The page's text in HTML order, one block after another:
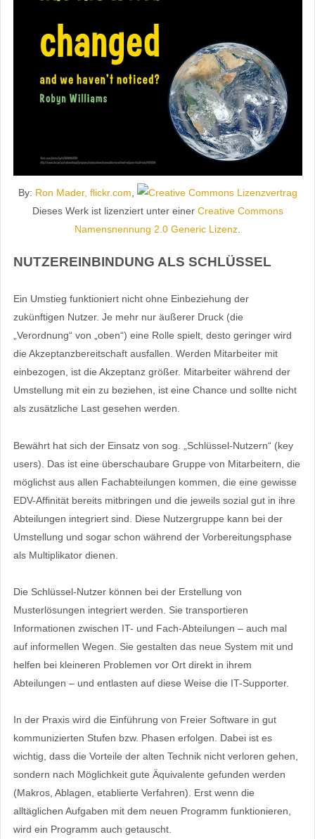
By: Ron Mader, flickr.com
Dieses Werk ist lizenziert unter einer Creative Commons
Namensnennung 2.0 Generic Lizenz
NUTZEREINBINDUNG ALS SCHLÜSSEL
Ein Umstieg funktioniert nicht ohne Einbeziehung der
zukünftigen Nutzer. Je mehr nur äußerer Druck (die
„Verordnung“ von „oben“) eine Rolle spielt, desto geringer wird
die Akzeptanzbereitschaft ausfallen. Werden Mitarbeiter mit
einbezogen, ist die Akzeptanz größer. Mitarbeiter während der
Umstellung mit ein zu beziehen, ist eine Chance und sollte nicht
als zusätzliche Last gesehen werden.
Bewährt hat sich der Einsatz von sog. „Schlüssel-Nutzern“ (key
users). Das ist eine überschaubare Gruppe von Mitarbeitern, die
möglichst aus allen Fachabteilungen kommen, die eine gewisse
EDV-Affinität bereits mitbringen und die jeweils sozial gut in ihre
Abteilungen integriert sind. Diese Nutzergruppe kann bei der
Umstellung und sogar schon während der Vorbereitungsphase
als Multiplikator dienen.
Die Schlüssel-Nutzer können bei der Erstellung von
Musterlösungen integriert werden. Sie transportieren
Informationen zwischen IT- und Fach-Abteilungen – auch mal
auf informellen Wegen. Sie gestalten das neue System mit und
helfen bei kleineren Problemen vor Ort direkt in ihrem
Abteilungen – und entlasten auf diese Weise die IT-Supporter.
In der Praxis wird die Einführung von Freier Software in gut
kommunizierten Stufen bzw. Phasen erfolgen. Dabei ist es
wichtig, dass die Vorteile der alten Technik nicht verloren gehen,
sondern nach Möglichkeit gute Äquivalente gefunden werden
(Makros, Ablagen, etablierte Verfahren). Erst wenn die
alltäglichen Aufgaben mit dem neuen Programm funktionieren,
wird ein Programm auch getauscht.